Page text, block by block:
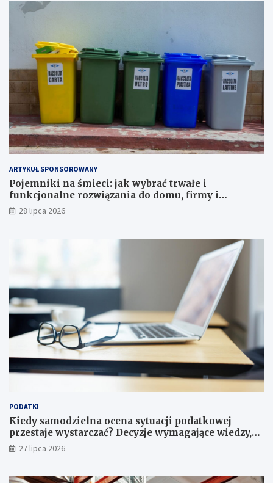
ARTYKUŁ SPONSOROWANY
Pojemniki na śmieci: jak wybrać trwałe i
funkcjonalne rozwiązania do domu, firmy i
instytucji
28 lipca 2026
PODATKI
Kiedy samodzielna ocena sytuacji podatkowej
przestaje wystarczać? Decyzje wymagające wiedzy,
której nie zastąpi internet
27 lipca 2026